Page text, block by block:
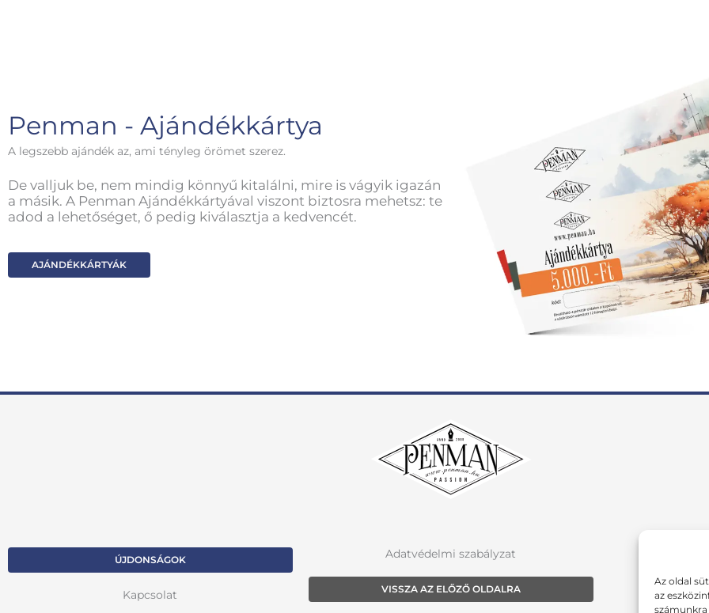
Az oldal
az
számunkra
Penman - Ajándékkártya
A legszebb ajándék az, ami tényleg örömet szerez.
De valljuk be, nem mindig könnyű kitalálni, mire is vágyik igazán
a másik. A Penman Ajándékkártyával viszont biztosra mehetsz: te
adod a lehetőséget, ő pedig kiválasztja a kedvencét.
AJÁNDÉKKÁRTYÁK
ÚJDONSÁGOK
Kapcsolat
Adatvédelmi szabályzat
VISSZA AZ ELŐZŐ OLDALRA